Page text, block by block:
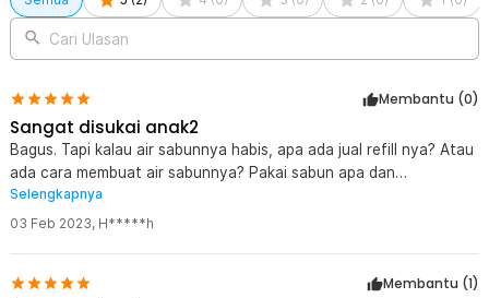
Cari Ulasan
Membantu (0)
Sangat disukai anak2
Bagus. Tapi kalau air sabunnya habis, apa ada jual refill nya? Atau
ada cara membuat air sabunnya? Pakai sabun apa dan
perbandingan dengan airnya?
Selengkapnya
03 Feb 2023, H*****h
Membantu (1)